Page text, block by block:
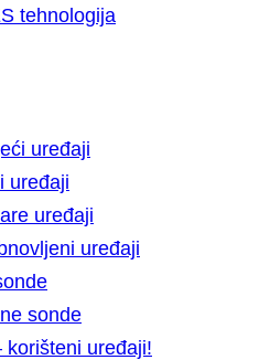
tehnologija
uređaji
uređaji
uređaji
uređaji
sonde
korišteni uređaji!